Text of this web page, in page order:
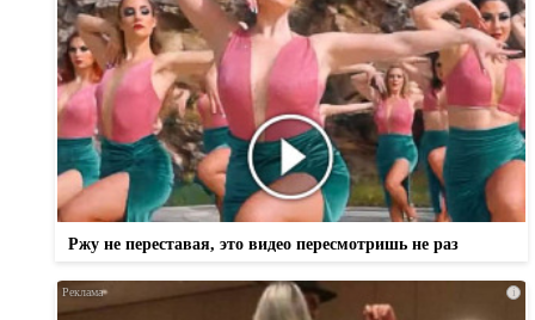
Ржу не переставая, это видео пересмотришь не раз
i